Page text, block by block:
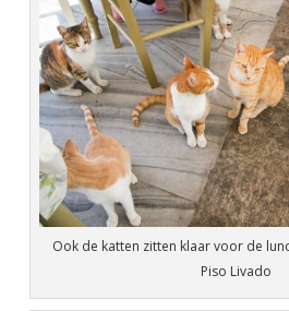
Ook de katten zitten klaar voor de
Piso Livado